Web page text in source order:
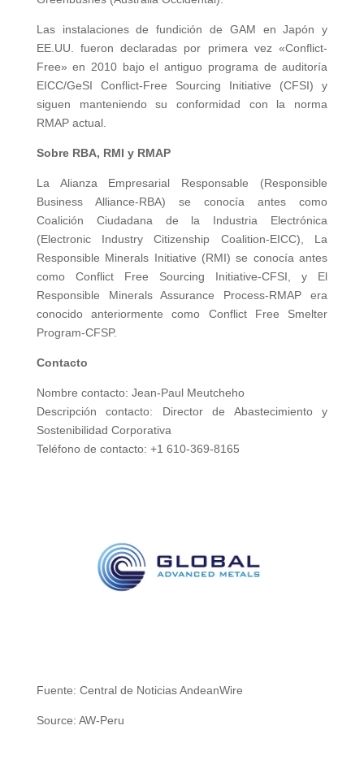
Las instalaciones de fundición de GAM en Japón y
EE.UU. fueron declaradas por primera vez «Conflict-
Free» en 2010 bajo el antiguo programa de auditoría
EICC/GeSI Conflict-Free Sourcing Initiative (CFSI) y
siguen manteniendo su conformidad con la norma
RMAP actual.
Sobre RBA, RMI y RMAP
La Alianza Empresarial Responsable (Responsible
Business Alliance-RBA) se conocía antes como
Coalición Ciudadana de la Industria Electrónica
(Electronic Industry Citizenship Coalition-EICC), La
Responsible Minerals Initiative (RMI) se conocía antes
como Conflict Free Sourcing Initiative-CFSI, y El
Responsible Minerals Assurance Process-RMAP era
conocido anteriormente como Conflict Free Smelter
Program-CFSP.
Contacto
Nombre contacto: Jean-Paul Meutcheho
Descripción contacto: Director de Abastecimiento y
Sostenibilidad Corporativa
Teléfono de contacto: +1 610-369-8165
Fuente: Central de Noticias AndeanWire
Source: AW-Peru